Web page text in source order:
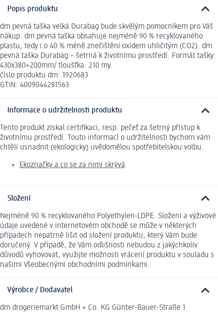
Popis produktu
dm pevná taška velká Durabag bude skvělým pomocníkem pro Váš
nákup. dm pevná taška obsahuje nejméně 90 % recyklovaného
plastu, tedy i o 40 % méně znečištění oxidem uhličitým (CO2). dm
pevná taška Durabag – šetrná k životnímu prostředí. Formát tašky:
430x380+200mm/ tloušťka: 210 my.
číslo produktu dm: 1920683
GTIN: 4009044281563
Informace o udržitelnosti produktu
Tento produkt získal certifikaci, resp. pečeť za šetrný přístup k
životnímu prostředí. Touto informací o udržitelnosti bychom vám
chtěli usnadnit (ekologicky) uvědomělou spotřebitelskou volbu.
Ekoznačky a co se za nimi skrývá
Složení
Nejméně 90 % recyklovaného Polyethylen-LDPE. Složení a výživové
údaje uvedené v internetovém obchodě se může v některých
případech nepatrně lišit od složení produktu, který Vám bude
doručený. V případě, že Vám odlišnosti nebudou z jakýchkoliv
důvodů vyhovovat, využijte možnosti vrácení produktu v souladu s
našimi Všeobecnými obchodními podmínkami.
Výrobce / Dodavatel
dm drogeriemarkt GmbH + Co. KG Günter-Bauer-Straße 1